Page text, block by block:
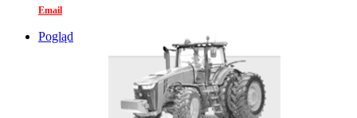
Email
Pogląd